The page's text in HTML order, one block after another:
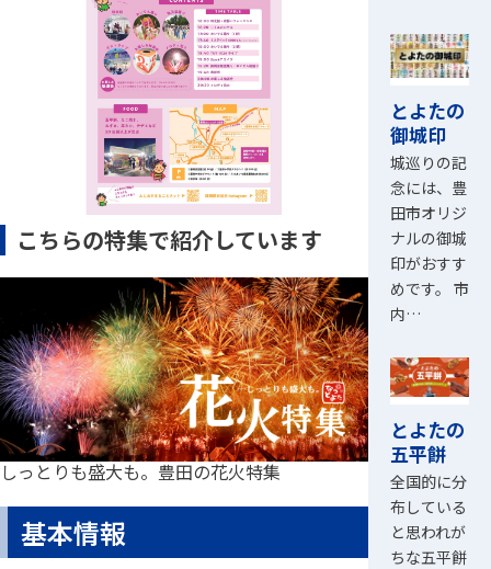
こちらの特集で紹介しています
しっとりも盛大も。豊田の花火特集
基本情報
とよたの
御城印
城巡りの記
念には、豊
田市オリジ
ナルの御城
印がおすす
めです。 市
内…
とよたの
五平餅
全国的に分
布している
と思われが
ちな五平餅